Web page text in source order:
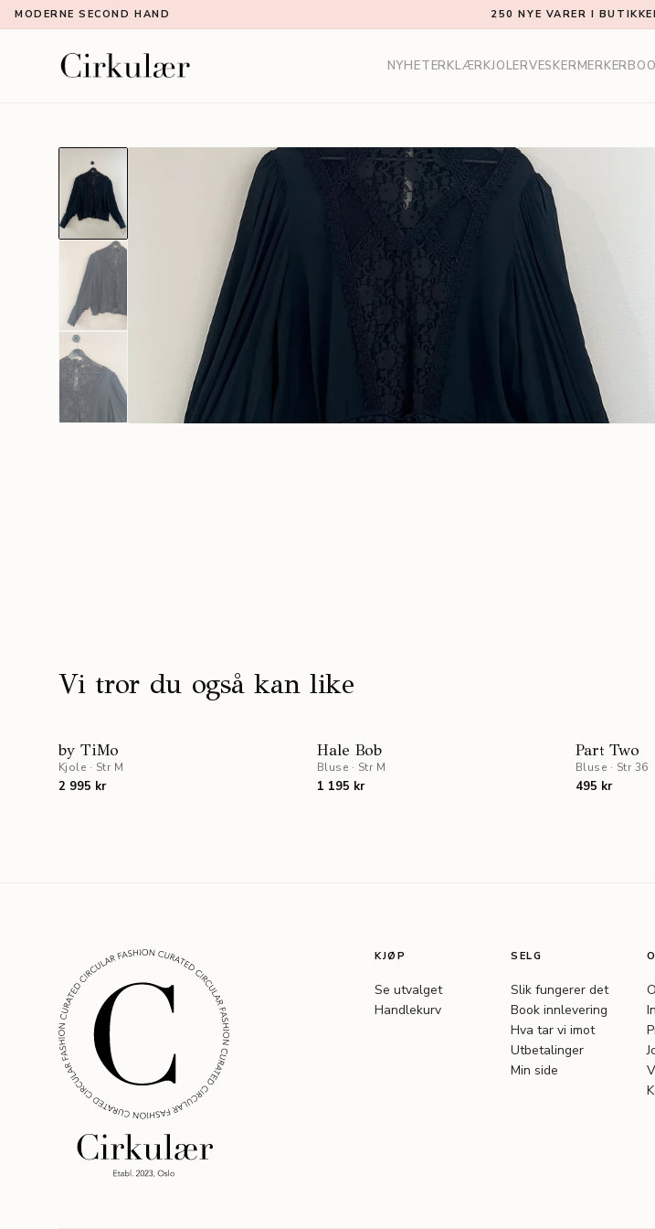
MODERNE SECOND HAND 250 NYE VARER I
NYHETERKLÆRKJOLERVESKERMERKER
Vi tror du også kan like
by TiMo
Kjole · Str M
2 995 kr
Hale Bob
Bluse · Str M
1 195 kr
Part Two
Bluse · Str 36
495 kr
KJØP
Se utvalget
Handlekurv
SELG
Slik fungerer det
Book innlevering
Hva tar vi imot
Utbetalinger
Min side